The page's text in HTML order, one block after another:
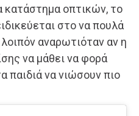
κατάστημα οπτικών, το
στο να πουλά
λοιπόν αναρωτιόταν αν η
να μάθει να φορά
παιδιά να νιώσουν πιο